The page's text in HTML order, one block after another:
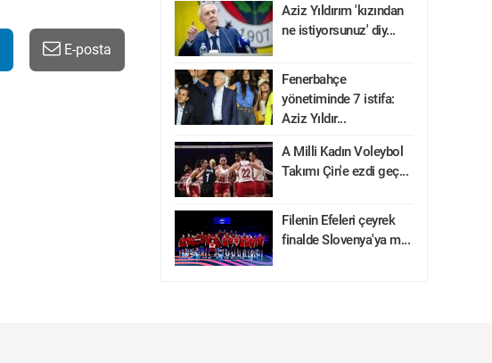
E-posta
Aziz Yıldırım 'kızından
ne istiyorsunuz' diy...
Fenerbahçe
yönetiminde 7 istifa:
Aziz Yıldır...
A Milli Kadın Voleybol
Takımı Çin'e ezdi geç...
Filenin Efeleri çeyrek
finalde Slovenya'ya m...